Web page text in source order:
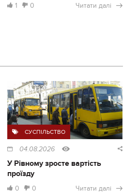
1 0 Читати далі
СУСПІЛЬСТВО
04.08.2026
У Рівному зросте вартість
проїзду
0 0 Читати далі